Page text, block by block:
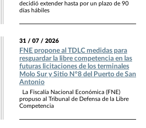
decidió extender hasta por un plazo de 90
días hábiles
31 / 07 / 2026
FNE propone al TDLC medidas para
resguardar la libre competencia en las
futuras licitaciones de los terminales
Molo Sur y Sitio N°8 del Puerto de San
Antonio
La Fiscalía Nacional Económica (FNE)
propuso al Tribunal de Defensa de la Libre
Competencia